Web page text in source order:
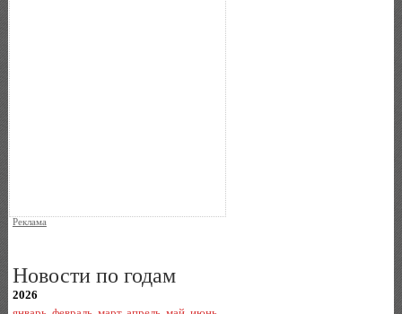
Реклама
Новости по годам
2026